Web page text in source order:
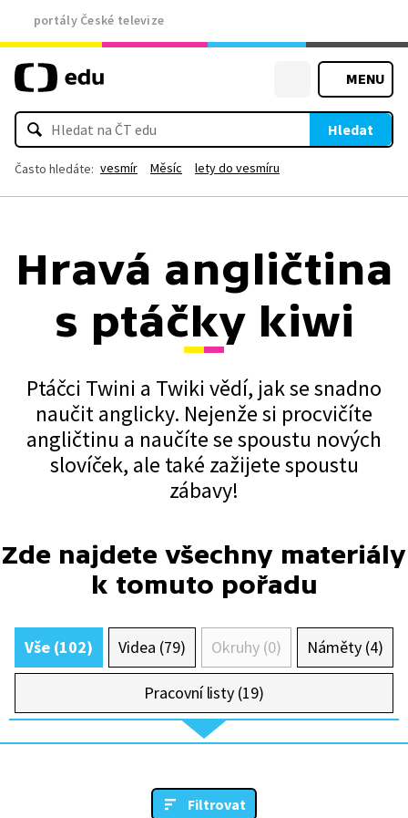
portály České televize
MENU
Hledat
Často hledáte: vesmír Měsíc lety do vesmíru
Hravá angličtina
s ptáčky kiwi
Ptáčci Twini a Twiki vědí, jak se snadno
naučit anglicky. Nejenže si procvičíte
angličtinu a naučíte se spoustu nových
slovíček, ale také zažijete spoustu
zábavy!
Zde najdete všechny materiály
k tomuto pořadu
Vše (102) Videa (79) Okruhy (0) Náměty (4)
Pracovní listy (19)
Filtrovat